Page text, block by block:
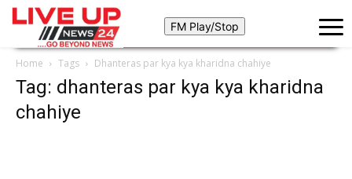
Home Tags Dhanteras par kya kya kharidna chahiye
Tag: dhanteras par kya kya kharidna
chahiye